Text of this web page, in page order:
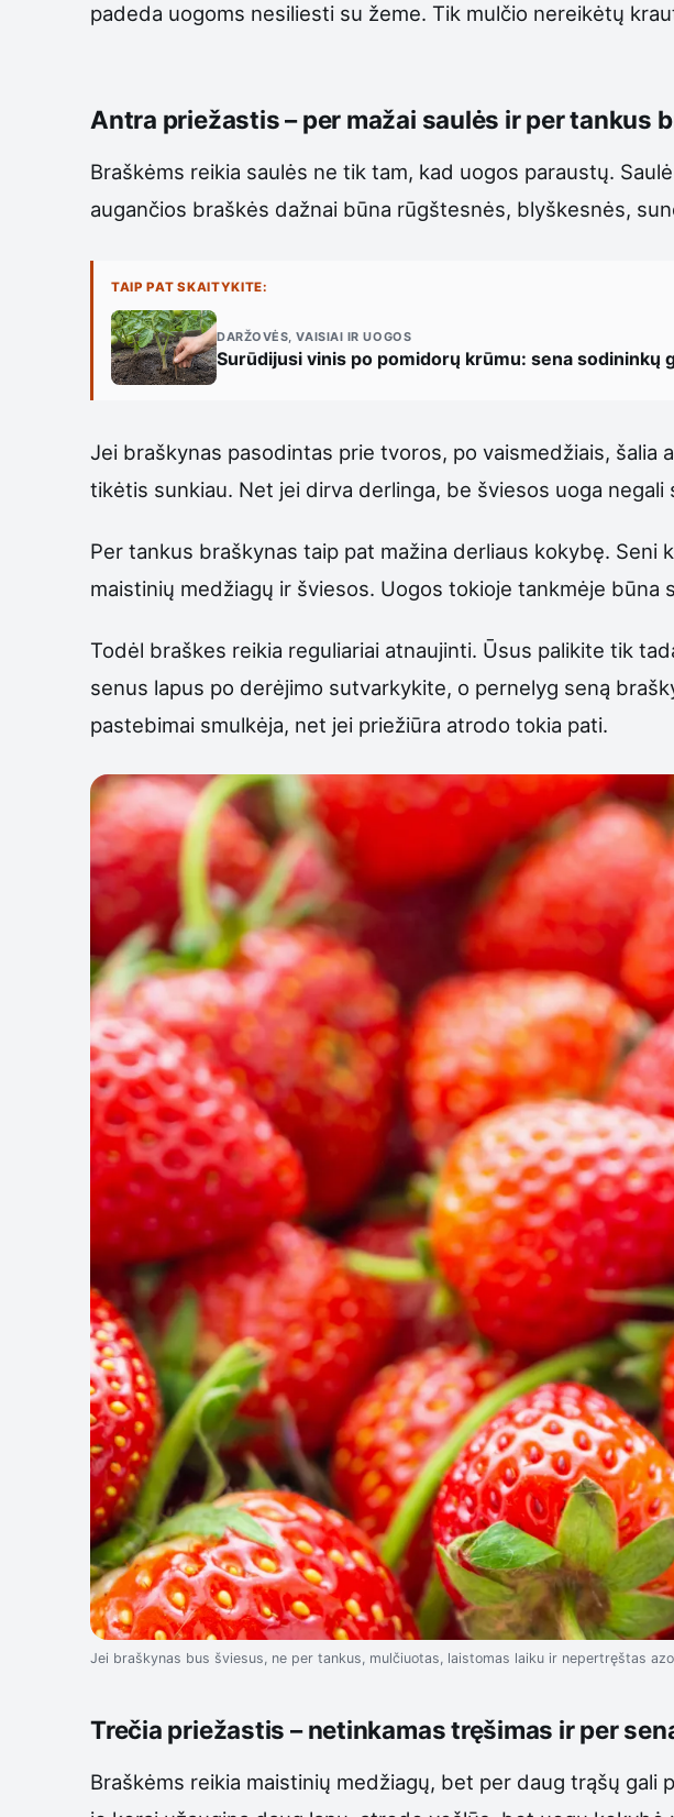
padeda uogoms nesiliesti su žeme. Tik mulčio nereikėtų
Antra priežastis – per mažai saulės ir per tankus
Braškėms reikia saulės ne tik tam, kad uogos paraustų.
augančios braškės dažnai būna rūgštesnės, blyškesnės,
TAIP PAT SKAITYKITE:
DARŽOVĖS, VAISIAI IR UOGOS
Surūdijusi vinis po pomidorų krūmu: sena sodininkų
Jei braškynas pasodintas prie tvoros, po vaismedžiais,
tikėtis sunkiau. Net jei dirva derlinga, be šviesos uoga negali
Per tankus braškynas taip pat mažina derliaus kokybę.
maistinių medžiagų ir šviesos. Uogos tokioje tankmėje
Todėl braškes reikia reguliariai atnaujinti. Ūsus palikite tik
senus lapus po derėjimo sutvarkykite, o pernelyg seną
pastebimai smulkėja, net jei priežiūra atrodo tokia pati.
Jei braškynas bus šviesus, ne per tankus, mulčiuotas, laistomas laiku ir nepertręštas
Trečia priežastis – netinkamas tręšimas ir per
Braškėms reikia maistinių medžiagų, bet per daug trąšų